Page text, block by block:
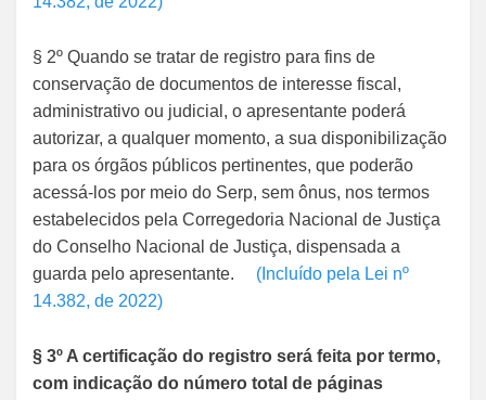
§ 2º Quando se tratar de registro para fins de
conservação de documentos de interesse fiscal,
administrativo ou judicial, o apresentante poderá
autorizar, a qualquer momento, a sua disponibilização
para os órgãos públicos pertinentes, que poderão
acessá-los por meio do Serp, sem ônus, nos termos
estabelecidos pela Corregedoria Nacional de Justiça
do Conselho Nacional de Justiça, dispensada a
guarda pelo apresentante. (Incluído pela Lei nº
14.382, de 2022)
§ 3º A certificação do registro será feita por termo,
com indicação do número total de páginas